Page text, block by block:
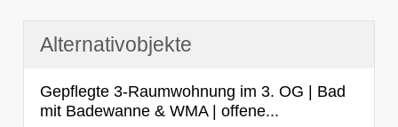
Alternativobjekte
Gepflegte 3-Raumwohnung im 3. OG | Bad
mit Badewanne & WMA | offene...